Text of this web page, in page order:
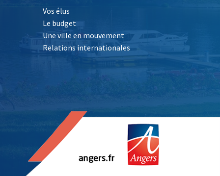
Vos élus
Le budget
Une ville en mouvement
Relations internationales
Ouvre une nouvelle fenêtre
fenêtre